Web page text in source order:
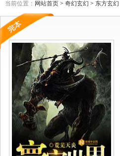
当前位置： 网站首页 > 奇幻玄幻 > 东方玄幻